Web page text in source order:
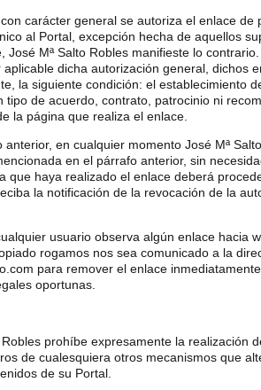
carácter general se autoriza el enlace de
al Portal, excepción hecha de aquellos
José Mª Salto Robles manifieste lo
aplicable dicha autorización general, dichos
la siguiente condición: el establecimiento
tipo de acuerdo, contrato, patrocinio ni
la página que realiza el enlace.
anterior, en cualquier momento José Mª
en el párrafo anterior, sin
que haya realizado el enlace deberá
la notificación de la revocación de la
usuario observa algún enlace hacia
rogamos nos sea comunicado a la
para remover el enlace
oportunas.
prohíbe expresamente la realización
de cualesquiera otros mecanismos que
de su Portal.